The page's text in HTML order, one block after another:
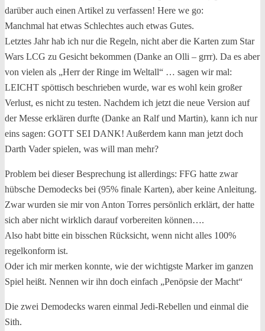
darüber auch einen Artikel zu verfassen! Here we go:
Manchmal hat etwas Schlechtes auch etwas Gutes.
Letztes Jahr hab ich nur die Regeln, nicht aber die Karten zum Star
Wars LCG zu Gesicht bekommen (Danke an Olli – grrr). Da es aber
von vielen als „Herr der Ringe im Weltall“ … sagen wir mal:
LEICHT spöttisch beschrieben wurde, war es wohl kein großer
Verlust, es nicht zu testen. Nachdem ich jetzt die neue Version auf
der Messe erklären durfte (Danke an Ralf und Martin), kann ich nur
eins sagen: GOTT SEI DANK! Außerdem kann man jetzt doch
Darth Vader spielen, was will man mehr?
Problem bei dieser Besprechung ist allerdings: FFG hatte zwar
hübsche Demodecks bei (95% finale Karten), aber keine Anleitung.
Zwar wurden sie mir von Anton Torres persönlich erklärt, der hatte
sich aber nicht wirklich darauf vorbereiten können….
Also habt bitte ein bisschen Rücksicht, wenn nicht alles 100%
regelkonform ist.
Oder ich mir merken konnte, wie der wichtigste Marker im ganzen
Spiel heißt. Nennen wir ihn doch einfach „Penöpsie der Macht“
Die zwei Demodecks waren einmal Jedi-Rebellen und einmal die
Sith.